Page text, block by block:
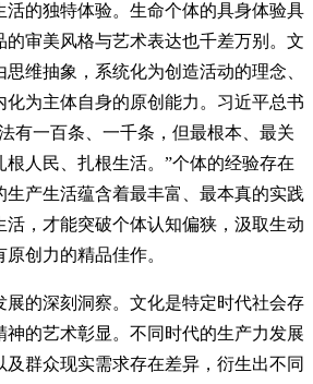
的独特体验。生命个体的具身体验具
的审美风格与艺术表达也千差万别。文
维抽象，系统化为创造活动的理念、
化为主体自身的原创能力。习近平总书
有一百条、一千条，但最根本、最关
人民、扎根生活。”个体的经验存在
生产生活蕴含着最丰富、最本真的实践
活，才能突破个体认知偏狭，汲取生动
创力的精品佳作。
的深刻洞察。文化是特定时代社会存
神的艺术彰显。不同时代的生产力发展
及群众现实需求存在差异，衍生出不同